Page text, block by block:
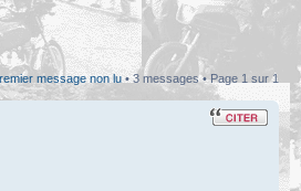
message non lu • 3 messages • Page 1 sur1